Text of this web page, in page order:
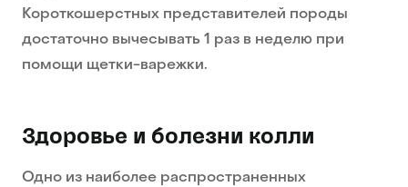
Короткошерстных представителей породы
достаточно вычесывать 1 раз в неделю при
помощи щетки-варежки.
Здоровье и болезни колли
Одно из наиболее распространенных